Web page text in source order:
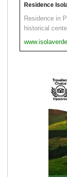
Residence
Residence in
historical